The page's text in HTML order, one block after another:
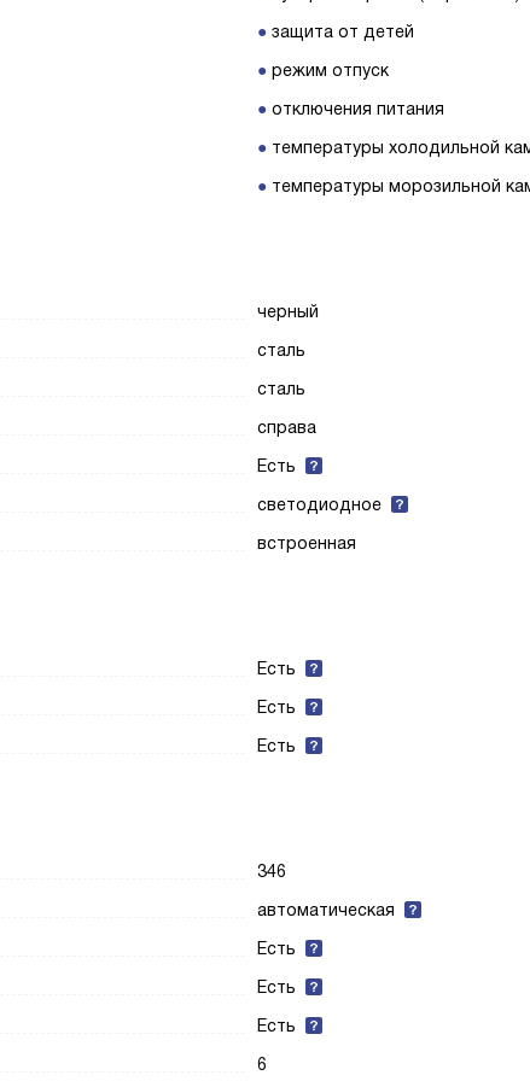
защита от детей
режим отпуск
отключения питания
температуры холодильной
температуры морозильной
черный
сталь
сталь
справа
Есть
светодиодное
встроенная
Есть
Есть
Есть
346
автоматическая
Есть
Есть
Есть
6